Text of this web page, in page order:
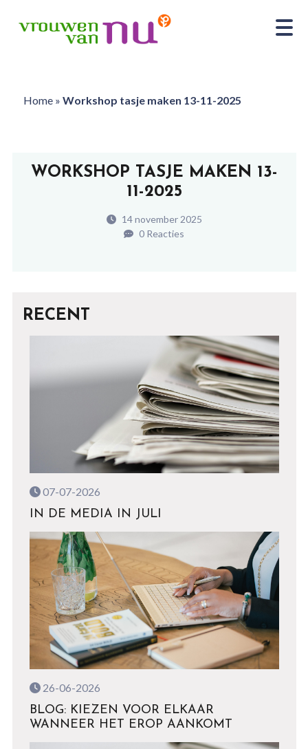
Home» Workshop tasje maken 13-11-2025
WORKSHOP TASJE MAKEN 13-
11-2025
14 november 2025
0 Reacties
RECENT
07-07-2026
IN DE MEDIA IN JULI
26-06-2026
BLOG: KIEZEN VOOR ELKAAR
WANNEER HET EROP AANKOMT